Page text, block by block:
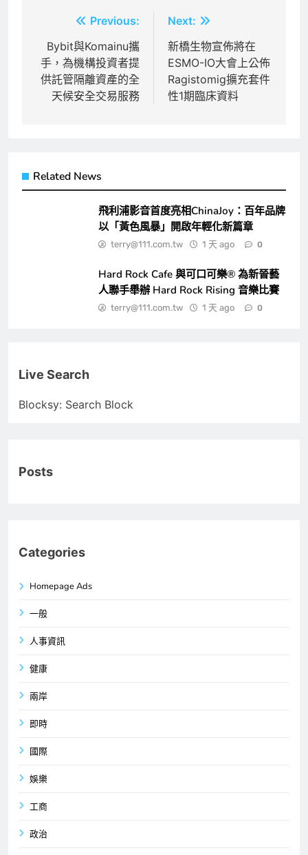
章
導
Previous:
Bybit與Komainu攜
手，為機構投資者提
供託管隔離資產的全
天候安全交易服務
Next:
新橋生物宣佈將在
ESMO-IO大會上公佈
Ragistomig擴充套件
性1期臨床資料
Related News
飛利浦影音首度亮相ChinaJoy：百年品牌
以「黃色風暴」開啟年輕化新篇章
terry@111.com.tw 1 天 ago 0
Hard Rock Cafe 與可口可樂® 為新晉藝
人聯手舉辦 Hard Rock Rising 音樂比賽
terry@111.com.tw 1 天 ago 0
Live Search
Blocksy: Search Block
Posts
Categories
Homepage Ads
一般
人事資訊
健康
兩岸
即時
國際
娛樂
工商
政治